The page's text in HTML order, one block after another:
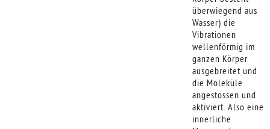
überwiegend aus
Wasser) die
Vibrationen
wellenförmig im
ganzen Körper
ausgebreitet und
die Moleküle
angestossen und
aktiviert. Also eine
innerliche